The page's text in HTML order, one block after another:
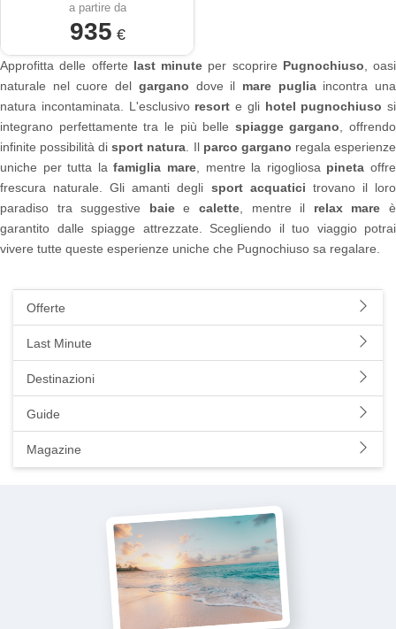
a partire da
935 €
Approfitta delle offerte last minute per scoprire Pugnochiuso , oasi
naturale nel cuore del gargano dove il mare pugliaincontra una
natura incontaminata. L'esclusivo resort e gli hotel pugnochiuso si
integrano perfettamente tra le più belle spiagge gargano , offrendo
infinite possibilità disport natura . Il parco gargano regala esperienze
uniche per tutta lafamiglia mare , mentre la rigogliosa pineta offre
frescura naturale. Gli amanti degli sport acquatici trovano il loro
paradiso tra suggestive baieecalette , mentre il relax mare è
garantito dalle spiagge attrezzate. Scegliendo il tuo viaggio potrai
vivere tutte queste esperienze uniche che Pugnochiuso sa regalare.
Offerte
Last Minute
Destinazioni
Guide
Magazine